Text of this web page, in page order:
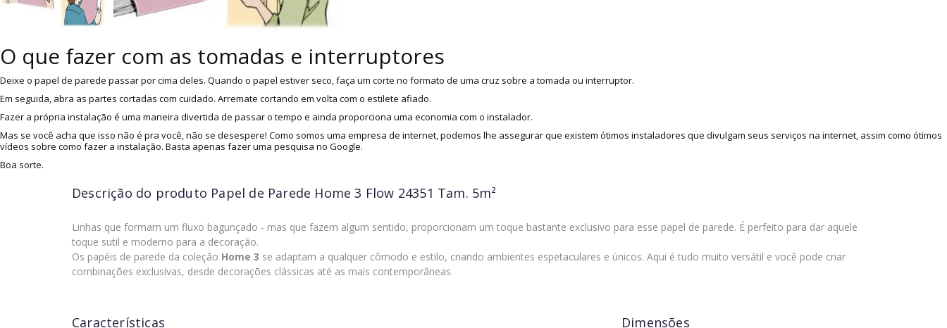
O que fazer com as tomadas e interruptores
Deixe o papel de parede passar por cima deles. Quando o papel estiver seco, faça um corte no formato de uma cruz sobre a tomada ou interruptor.
Em seguida, abra as partes cortadas com cuidado. Arremate cortando em volta com o estilete afiado.
Fazer a própria instalação é uma maneira divertida de passar o tempo e ainda proporciona uma economia com o instalador.
Mas se você acha que isso não é pra você, não se desespere! Como somos uma empresa de internet, podemos lhe assegurar que existem ótimos instaladores que divulgam seus serviços na internet, assim como ótimos
vídeos sobre como fazer a instalação. Basta apenas fazer uma pesquisa no Google.
Boa sorte.
Descrição do produto Papel de Parede Home 3 Flow 24351 Tam. 5m²
Linhas que formam um fluxo bagunçado - mas que fazem algum sentido, proporcionam um toque bastante exclusivo para esse papel de parede. É perfeito para dar aquele
toque sutil e moderno para a decoração.
Os papéis de parede da coleção Home 3 se adaptam a qualquer cômodo e estilo, criando ambientes espetaculares e únicos. Aqui é tudo muito versátil e você pode criar
combinações exclusivas, desde decorações clássicas até as mais contemporâneas.
Características Dimensões